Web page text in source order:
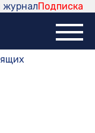
Подписка
журнал